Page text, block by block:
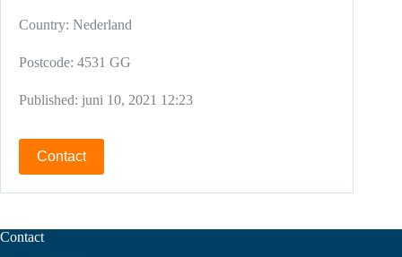
Country: Nederland
Postcode: 4531 GG
Published: juni 10, 2021 12:23
Contact
Contact